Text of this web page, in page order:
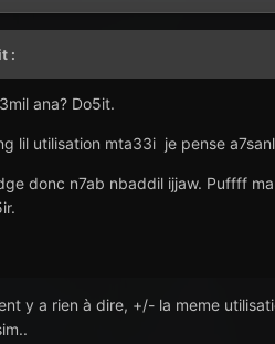
:
ana? Do5it.
lil utilisation mta33i je pense
donc n7ab nbaddil ijjaw. Puffff
y a rien à dire, +/- la meme